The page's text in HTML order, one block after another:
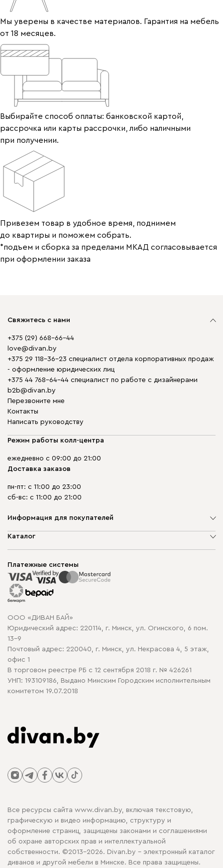
Мы уверены в качестве материалов. Гарантия на мебель
от 18 месяцев.
Выбирайте способ оплаты: банковской картой,
рассрочка или карты рассрочки, либо наличными
при получении.
Привезем товар в удобное время, поднимем
до квартиры и поможем собрать.
*подъем и сборка за пределами МКАД согласовывается
при оформлении заказа
Свяжитесь с нами
+375 (29) 668-66-44
love@divan.by
+375 29 118-36-23 специалист отдела корпоративных продаж
- оформление юридических лиц
+375 44 768-64-44 специалист по работе с дизайнерами
b2b@divan.by
Перезвоните мне
Контакты
Написать руководству
Режим работы колл-центра
ежедневно с 09:00 до 21:00
Доставка заказов
пн-пт: с 11:00 до 23:00
сб-вс: с 11:00 до 21:00
Информация для покупателей
О компании
Способы оплаты
Рассрочка и кредит
Гарантия
Карта сайта
Политика конфиденциальности
Политика в отношении обработки cookie
Каталог
Корпусная мебель
Распродажа мебели
Платежные системы
ООО «ДИВАН БАЙ»
Юридический адрес: 220114, г. Минск, ул. Огинского, 6 пом.
13-9
Почтовый адрес: 220040, г. Минск, ул. Некрасова 4, 5 этаж,
офис 1
В торговом реестре РБ с 12 сентября 2018 г. № 426261
УНП: 193109186, Выдано Минским Городским исполнительным
комитетом 19.07.2018
Все ресурсы сайта www.divan.by, включая текстовую,
графическую и видео информацию, структуру и
оформление страниц, защищены законами и соглашениями
об охране авторских прав и интеллектуальной
собственности. ©2013-2026. Divan.by - электронный каталог
диванов и другой мебели в Минске. Все права защищены.